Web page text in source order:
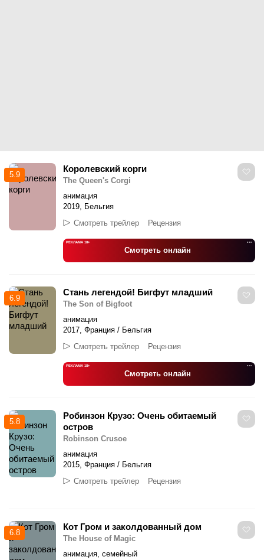
5.9
Королевский корги
The Queen's Corgi
анимация
2019, Бельгия
Смотреть трейлер
Рецензия
РЕКЛАМА 18+ •••
Смотреть онлайн
6.9
Стань легендой! Бигфут младший
The Son of Bigfoot
анимация
2017, Франция / Бельгия
Смотреть трейлер
Рецензия
РЕКЛАМА 18+ •••
Смотреть онлайн
5.8
Робинзон Крузо: Очень обитаемый
остров
Robinson Crusoe
анимация
2015, Франция / Бельгия
Смотреть трейлер
Рецензия
6.8
Кот Гром и заколдованный дом
The House of Magic
анимация, семейный